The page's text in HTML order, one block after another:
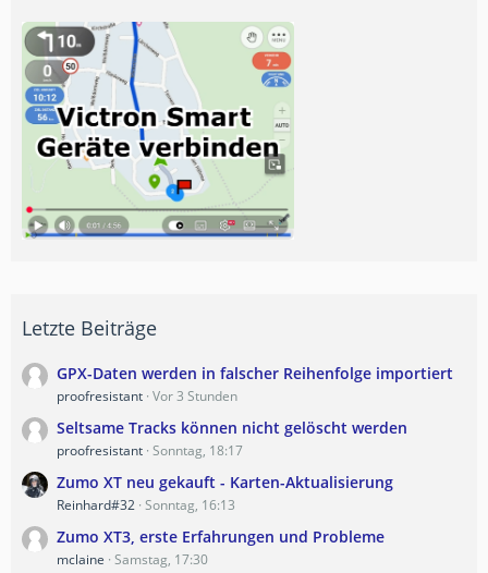
Letzte Beiträge
GPX-Daten werden in falscher Reihenfolge importiert
proofresistant Vor 3 Stunden
Seltsame Tracks können nicht gelöscht werden
proofresistant Sonntag, 18:17
Zumo XT neu gekauft - Karten-Aktualisierung
Reinhard#32 Sonntag, 16:13
Zumo XT3, erste Erfahrungen und Probleme
mclaine Samstag, 17:30